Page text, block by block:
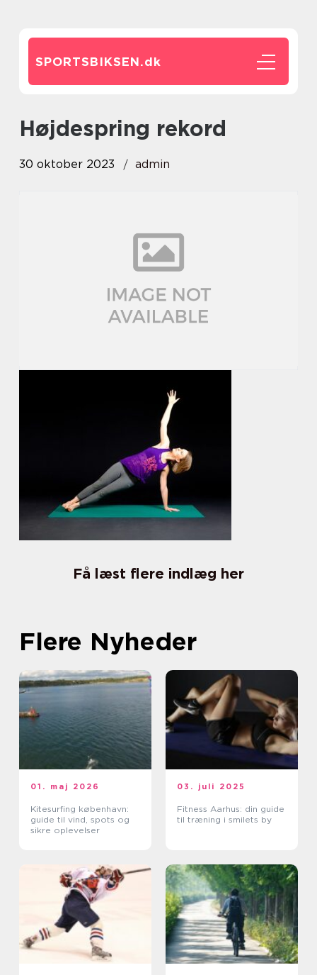
SPORTSBIKSEN.dk
højdespring rekord
30 oktober 2023 admin
Få læst flere indlæg her
Flere Nyheder
01. maj 2026
Kitesurfing københavn:
guide til vind, spots og
sikre oplevelser
03. juli 2025
Fitness Aarhus: din guide
til træning i smilets by